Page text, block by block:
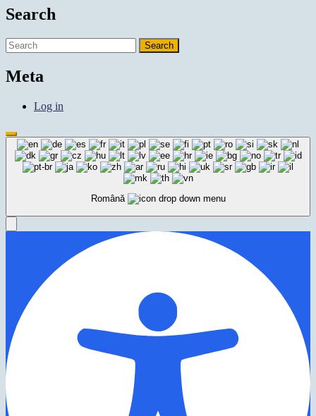
Search
Search
for:
Meta
Log in
Scroll
to
Top
Română